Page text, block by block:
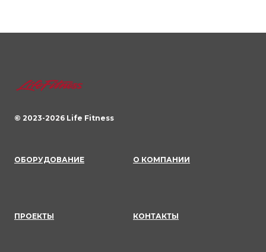
© 2023-2026 Life Fitness
ОБОРУДОВАНИЕ О КОМПАНИИ
ПРОЕКТЫ КОНТАКТЫ